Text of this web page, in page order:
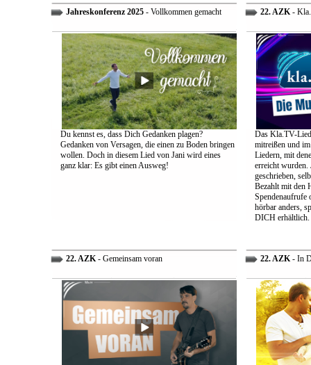
Jahreskonferenz 2025- Vollkommen gemacht
Du kennst es, dass Dich Gedanken plagen?
Gedanken von Versagen, die einen zu Boden bringen
wollen. Doch in diesem Lied von Jani wird eines
ganz klar: Es gibt einen Ausweg!
22. AZK-
Das Kla.TV-
mitreißen und
Liedern, mit
erreicht wurden.
geschrieben,
Bezahlt mit den
Spendenaufrufe
hörbar anders,
DICH erhältlich.
22. AZK- Gemeinsam voran 22. AZK- In